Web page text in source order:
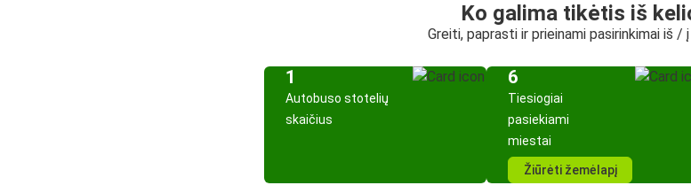
Ko galima tikėtis iš
Greiti, paprasti ir prieinami pasirinkimai iš /
1
Autobuso stotelių
skaičius
6
Tiesiogiai
pasiekiami
miestai
Žiūrėti žemėlapį